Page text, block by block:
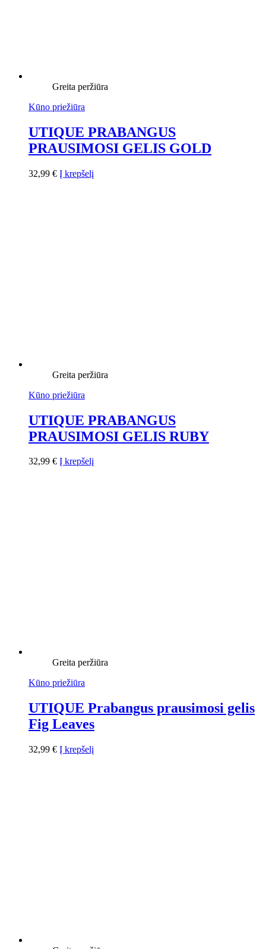
Greita peržiūra
Kūno priežiūra
UTIQUE PRABANGUS
PRAUSIMOSI GELIS GOLD
32,99 € Į krepšelį
Greita peržiūra
Kūno priežiūra
UTIQUE PRABANGUS
PRAUSIMOSI GELIS RUBY
32,99 € Į krepšelį
Greita peržiūra
Kūno priežiūra
UTIQUE Prabangus prausimosi gelis
Fig Leaves
32,99 € Į krepšelį